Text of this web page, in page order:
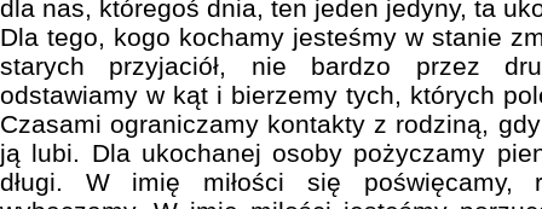
dla nas, któregoś dnia, ten jeden jedyny, ta
Dla tego, kogo kochamy jesteśmy w stanie
starych przyjaciół, nie bardzo przez
odstawiamy w kąt i bierzemy tych, których
Czasami ograniczamy kontakty z rodziną,
ją lubi. Dla ukochanej osoby pożyczamy
długi. W imię miłości się poświęcamy,